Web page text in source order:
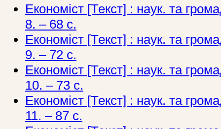
Економіст [Текст] : наук. та
8. – 68 с.
Економіст [Текст] : наук. та
9. – 72 с.
Економіст [Текст] : наук. та
10. – 73 с.
Економіст [Текст] : наук. та
11. – 87 с.